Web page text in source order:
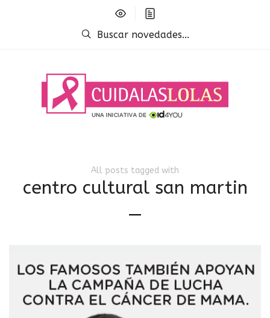
Buscar novedades...
All posts tagged with
centro cultural san martin